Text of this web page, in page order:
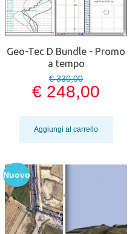
Geo-Tec D Bundle - Promo
a tempo
€ 330,00
€ 248,00
Aggiungi al carrello
Nuovo